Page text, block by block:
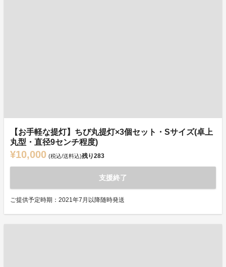
【お手軽な提灯】ちび丸提灯×3個セット・Sサイズ(卓上
丸型・直径9センチ程度)
¥10,000 (税込/送料込)残り283
支援終了
ご提供予定時期：2021年7月以降随時発送